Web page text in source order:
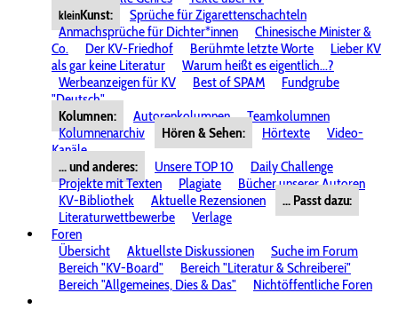
kleinKunst:
Sprüche für Zigarettenschachteln
Anmachsprüche für Dichter*innen
Chinesische Minister &
Co.
Der KV-Friedhof Berühmte letzte Worte
Lieber KV
als gar keine Literatur
Warum heißt es eigentlich...?
Werbeanzeigen für KV
Best of SPAM
Fundgrube
"Deutsch"
Kolumnen:
Autorenkolumnen
Teamkolumnen
Kolumnenarchiv
Hören & Sehen: Hörtexte
Video-
Kanäle
... und anderes:
Unsere TOP 10
Daily Challenge
Projekte mit Texten
Plagiate
Bücher unserer Autoren
KV-Bibliothek
Aktuelle Rezensionen
... Passt dazu:
Literaturwettbewerbe
Verlage
Foren
Übersicht
Aktuellste Diskussionen
Suche im Forum
Bereich "KV-Board"
Bereich "Literatur & Schreiberei"
Bereich "Allgemeines, Dies & Das"
Nichtöffentliche Foren